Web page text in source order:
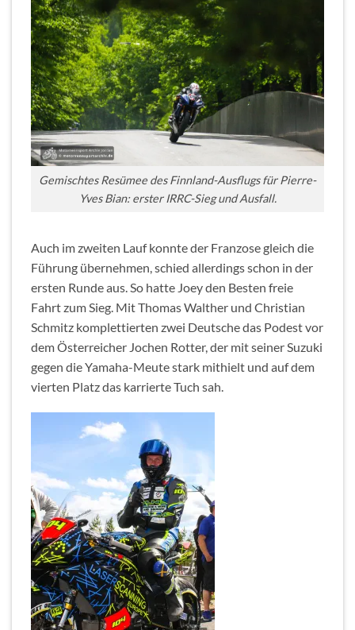
Gemischtes Resümee des Finnland-Ausflugs für Pierre-
Yves Bian: erster IRRC-Sieg und Ausfall.
Auch im zweiten Lauf konnte der Franzose gleich die
Führung übernehmen, schied allerdings schon in der
ersten Runde aus. So hatte Joey den Besten freie
Fahrt zum Sieg. Mit Thomas Walther und Christian
Schmitz komplettierten zwei Deutsche das Podest vor
dem Österreicher Jochen Rotter, der mit seiner Suzuki
gegen die Yamaha-Meute stark mithielt und auf dem
vierten Platz das karrierte Tuch sah.